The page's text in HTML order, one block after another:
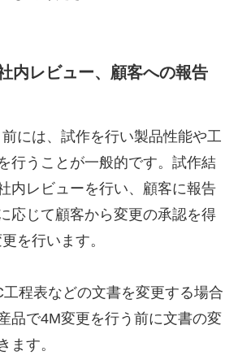
内レビュー、顧客への報告
には、試作を行い製品性能や工
行うことが一般的です。試作結
内レビューを行い、顧客に報告
応じて顧客から変更の承認を得
を行います。
程表などの文書を変更する場合
品で4M変更を行う前に文書の変
ます。